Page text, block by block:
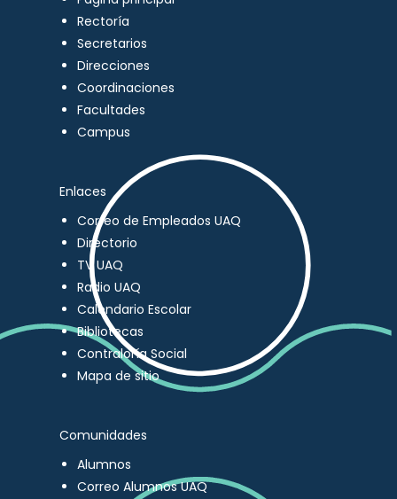
Rectoría
Secretarios
Direcciones
Coordinaciones
Facultades
Campus
Enlaces
Correo de Empleados UAQ
Directorio
TV UAQ
Radio UAQ
Calendario Escolar
Bibliotecas
Contraloría Social
Mapa de sitio
Comunidades
Alumnos
Correo Alumnos UAQ